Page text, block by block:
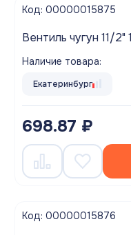
Код: 00000015875
Наличие товара:
Екатеринбург
698.87 ₽
Код: 00000015876